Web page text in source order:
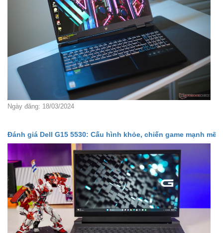
Ngày đăng: 18/03/2024
Đánh giá Dell G15 5530: Cấu hình khỏe, chiến game mạnh mẽ